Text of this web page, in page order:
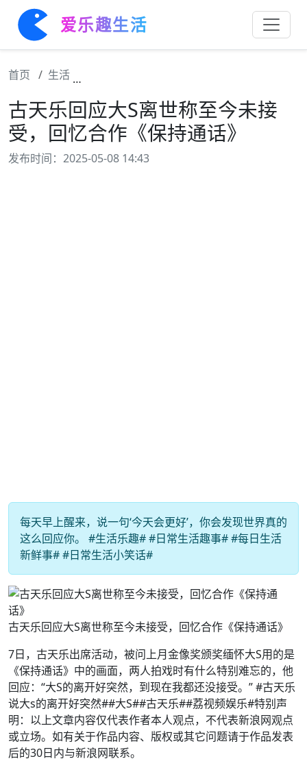
爱乐趣生活
首页 生活
古天乐回应大S离世称至今未接
受，回忆合作《保持通话》
发布时间：2025-05-08 14:43
每天早上醒来，说一句‘今天会更好’，你会发现世界真的
这么回应你。 #生活乐趣# #日常生活趣事# #每日生活
新鲜事# #日常生活小笑话#
古天乐回应大S离世称至今未接受，回忆合作《保持通话》
7日，古天乐出席活动，被问上月金像奖颁奖缅怀大S用的是
《保持通话》中的画面，两人拍戏时有什么特别难忘的，他
回应：“大S的离开好突然，到现在我都还没接受。” #古天乐
说大s的离开好突然##大S##古天乐##荔视频娱乐#特别声
明：以上文章内容仅代表作者本人观点，不代表新浪网观点
或立场。如有关于作品内容、版权或其它问题请于作品发表
后的30日内与新浪网联系。